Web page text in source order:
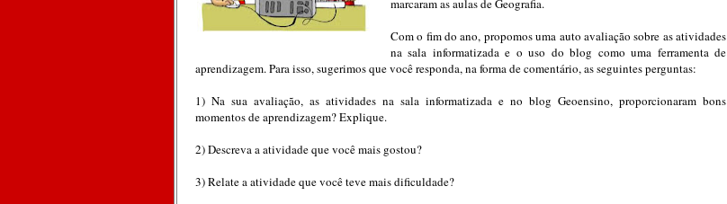
marcaram as aulas de Geografia.
Com o fim do ano, propomos uma auto avaliação sobre as atividades
na sala informatizada e o uso do blog como uma ferramenta de
aprendizagem. Para isso, sugerimos que você responda, na forma de comentário, as seguintes perguntas:
1) Na sua avaliação, as atividades na sala informatizada e no blog Geoensino, proporcionaram bons
momentos de aprendizagem? Explique.
2) Descreva a atividade que você mais gostou?
3) Relate a atividade que você teve mais dificuldade?